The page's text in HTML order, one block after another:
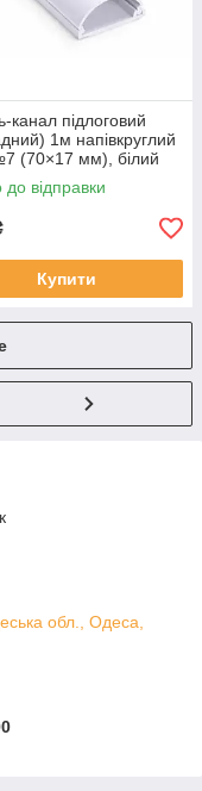
канал підлоговий
1м напівкруглий
(70×17 мм), білий
до відправки
Купити
обл., Одеса,